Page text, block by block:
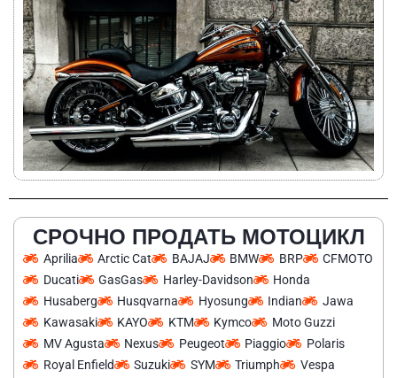
СРОЧНО ПРОДАТЬ МОТОЦИКЛ
Aprilia Arctic Cat BAJAJ BMW BRP
CFMOTO
Ducati
GasGas Harley-Davidson
Honda
Husaberg
Husqvarna Hyosung Indian
Jawa
Kawasaki
KAYO KTM Kymco
Moto Guzzi
MV Agusta
Nexus Peugeot Piaggio
Polaris
Royal Enfield
Suzuki SYM Triumph
Vespa